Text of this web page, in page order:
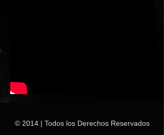
© 2014 | Todos los Derechos Reservados